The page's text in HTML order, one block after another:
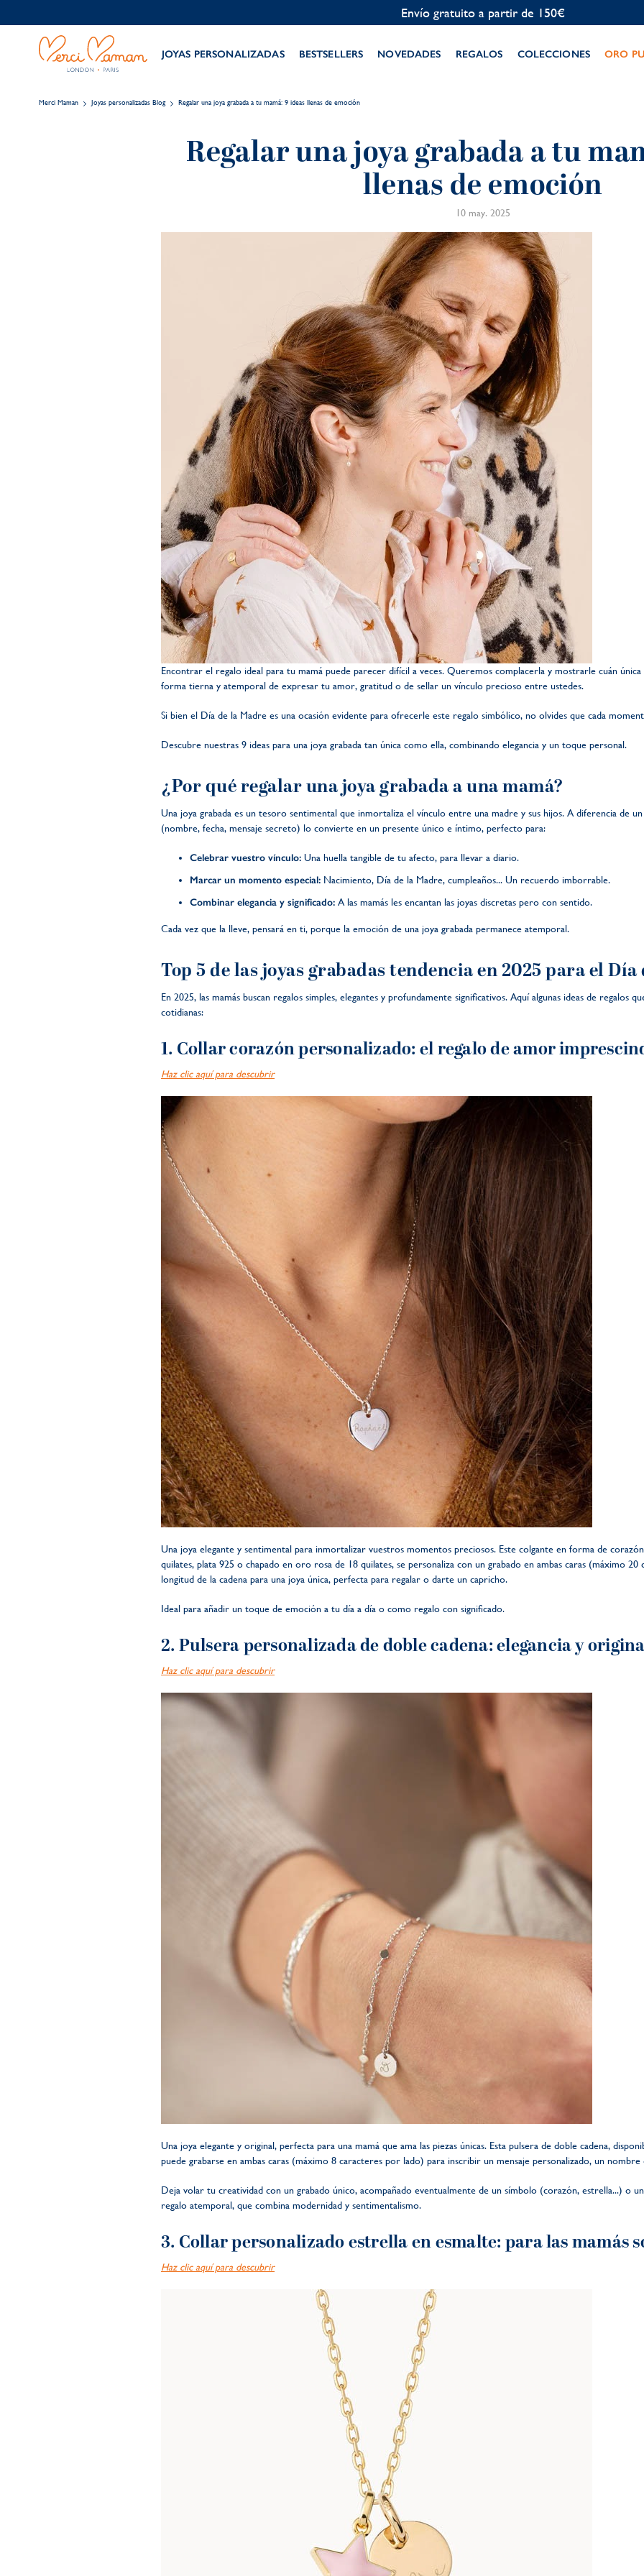
Personalización gratuita
JOYAS PERSONALIZADAS BESTSELLERS NOVEDADES REGALOS COLECCIONES ORO
Merci Maman Joyas personalizadas Blog Regalar una joya grabada a tu mamá: 9 ideas llenas de emoción
Regalar una joya grabada a tu
llenas de emoción
10 may. 2025
Encontrar el regalo ideal para tu mamá puede parecer difícil a veces. Queremos complacerla y mostrarle cuán única
forma tierna y atemporal de expresar tu amor, gratitud o de sellar un vínculo precioso entre ustedes.
Si bien el Día de la Madre es una ocasión evidente para ofrecerle este regalo simbólico, no olvides que cada
Descubre nuestras 9 ideas para una joya grabada tan única como ella, combinando elegancia y un toque personal.
¿Por qué regalar una joya grabada a una mamá?
Una joya grabada es un tesoro sentimental que inmortaliza el vínculo entre una madre y sus hijos. A diferencia de
(nombre, fecha, mensaje secreto) lo convierte en un presente único e íntimo, perfecto para:
Celebrar vuestro vínculo: Una huella tangible de tu afecto, para llevar a diario.
Marcar un momento especial: Nacimiento, Día de la Madre, cumpleaños... Un recuerdo imborrable.
Combinar elegancia y significado: A las mamás les encantan las joyas discretas pero con sentido.
Cada vez que la lleve, pensará en ti, porque la emoción de una joya grabada permanece atemporal.
Top 5 de las joyas grabadas tendencia en 2025 para el
En 2025, las mamás buscan regalos simples, elegantes y profundamente significativos. Aquí algunas ideas de regalos
cotidianas:
1. Collar corazón personalizado: el regalo de amor
Haz clic aquí para descubrir
Una joya elegante y sentimental para inmortalizar vuestros momentos preciosos. Este colgante en forma de
quilates, plata 925 o chapado en oro rosa de 18 quilates, se personaliza con un grabado en ambas caras (máximo
longitud de la cadena para una joya única, perfecta para regalar o darte un capricho.
Ideal para añadir un toque de emoción a tu día a día o como regalo con significado.
2. Pulsera personalizada de doble cadena: elegancia y
Haz clic aquí para descubrir
Una joya elegante y original, perfecta para una mamá que ama las piezas únicas. Esta pulsera de doble cadena,
puede grabarse en ambas caras (máximo 8 caracteres por lado) para inscribir un mensaje personalizado, un nombre
Deja volar tu creatividad con un grabado único, acompañado eventualmente de un símbolo (corazón, estrella...) o
regalo atemporal, que combina modernidad y sentimentalismo.
3. Collar personalizado estrella en esmalte: para las mamás
Haz clic aquí para descubrir